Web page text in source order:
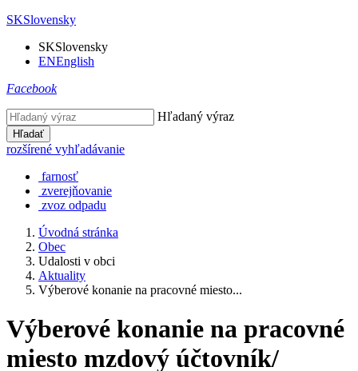
SKSlovensky
SKSlovensky
ENEnglish
Facebook
Hľadaný výraz
Hľadať
rozšírené vyhľadávanie
farnosť
zverejňovanie
zvoz odpadu
Úvodná stránka
Obec
Udalosti v obci
Aktuality
Výberové konanie na pracovné miesto...
Výberové konanie na pracovné
miesto mzdový účtovník/